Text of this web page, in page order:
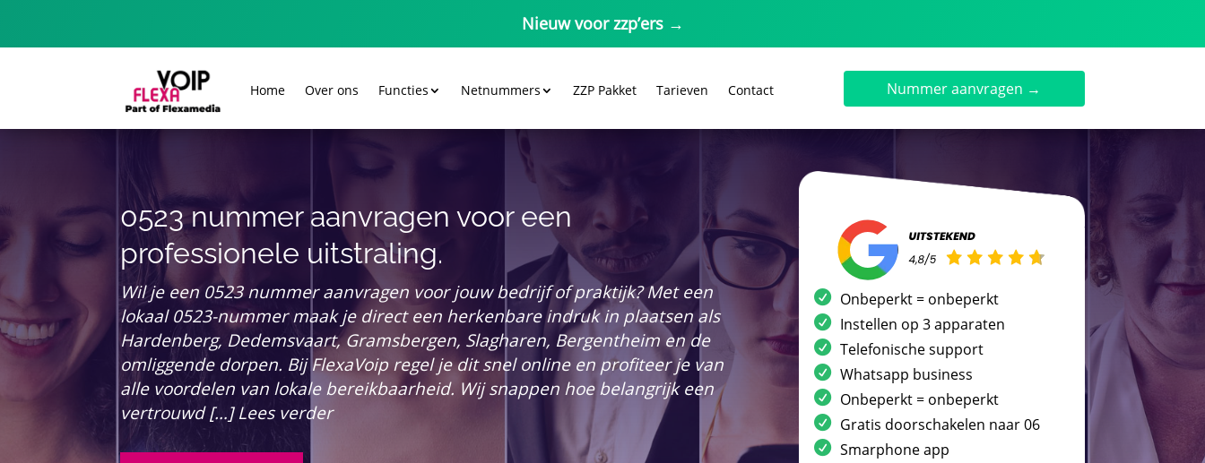
Nieuw voor zzp’ers →
Home Over ons Functies Netnummers ZZP Pakket Tarieven Contact Nummer aanvragen →
0523 nummer aanvragen voor een
professionele uitstraling.
Wil je een 0523 nummer aanvragen voor jouw bedrijf of praktijk? Met een
lokaal 0523-nummer maak je direct een herkenbare indruk in plaatsen als
Hardenberg, Dedemsvaart, Gramsbergen, Slagharen, Bergentheim en de
omliggende dorpen. Bij FlexaVoip regel je dit snel online en profiteer je van
alle voordelen van lokale bereikbaarheid. Wij snappen hoe belangrijk een
vertrouwd […] Lees verder
Onbeperkt = onbeperkt
Instellen op 3 apparaten
Telefonische support
Whatsapp business
Onbeperkt = onbeperkt
Gratis doorschakelen naar 06
Smarphone app